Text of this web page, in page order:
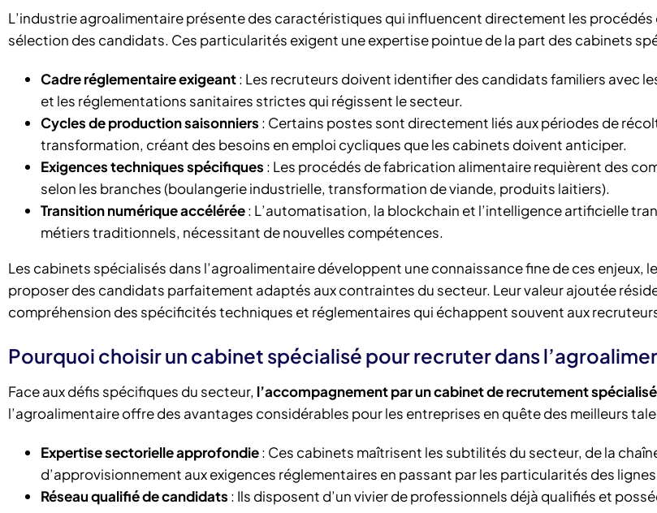
L’industrie agroalimentaire présente des caractéristiques qui influencent directement les
sélection des candidats. Ces particularités exigent une expertise pointue de la part des cabinets
Cadre réglementaire exigeant: Les recruteurs doivent identifier des candidats familiers avec
et les réglementations sanitaires strictes qui régissent le secteur.
Cycles de production saisonniers : Certains postes sont directement liés aux périodes de
transformation, créant des besoins en emploi cycliques que les cabinets doivent anticiper.
Exigences techniques spécifiques : Les procédés de fabrication alimentaire requièrent des
selon les branches (boulangerie industrielle, transformation de viande, produits laitiers).
Transition numérique accélérée: L’automatisation, la blockchain et l’intelligence artificielle
métiers traditionnels, nécessitant de nouvelles compétences.
Les cabinets spécialisés dans l’agroalimentaire développent une connaissance fine de ces enjeux,
proposer des candidats parfaitement adaptés aux contraintes du secteur. Leur valeur ajoutée
compréhension des spécificités techniques et réglementaires qui échappent souvent aux
Pourquoi choisir un cabinet spécialisé pour recruter dans
Face aux défis spécifiques du secteur, l’accompagnement par un cabinet de recrutement spécialisé
l’agroalimentaire offre des avantages considérables pour les entreprises en quête des meilleurs
Expertise sectorielle approfondie: Ces cabinets maîtrisent les subtilités du secteur, de la
d’approvisionnement aux exigences réglementaires en passant par les particularités des
Réseau qualifié de candidats : Ils disposent d’un vivier de professionnels déjà qualifiés et